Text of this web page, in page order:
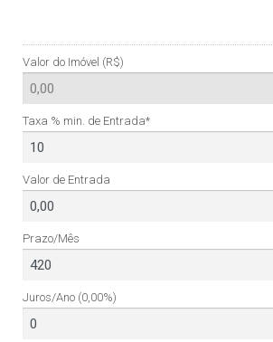
Valor do Imóvel (R$)
Taxa % min. de Entrada*
Valor de Entrada
Prazo/Mês
Juros/Ano (0,00%)